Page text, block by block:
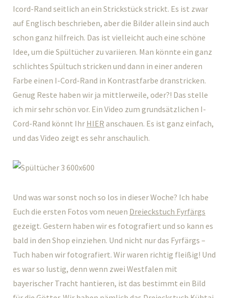
Icord-Rand seitlich an ein Strickstück strickt. Es ist zwar
auf Englisch beschrieben, aber die Bilder allein sind auch
schon ganz hilfreich. Das ist vielleicht auch eine schöne
Idee, um die Spültücher zu variieren. Man könnte ein ganz
schlichtes Spültuch stricken und dann in einer anderen
Farbe einen I-Cord-Rand in Kontrastfarbe dranstricken.
Genug Reste haben wir ja mittlerweile, oder?! Das stelle
ich mir sehr schön vor. Ein Video zum grundsätzlichen I-
Cord-Rand könnt Ihr HIER anschauen. Es ist ganz einfach,
und das Video zeigt es sehr anschaulich.
Und was war sonst noch so los in dieser Woche? Ich habe
Euch die ersten Fotos vom neuen Dreieckstuch Fyrfärgs
gezeigt. Gestern haben wir es fotografiert und so kann es
bald in den Shop einziehen. Und nicht nur das Fyrfärgs –
Tuch haben wir fotografiert. Wir waren richtig fleißig! Und
es war so lustig, denn wenn zwei Westfalen mit
bayerischer Tracht hantieren, ist das bestimmt ein Bild